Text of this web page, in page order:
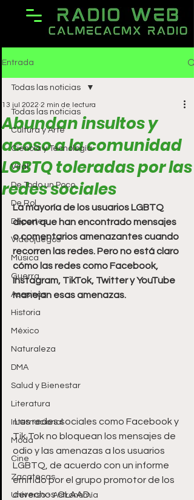
Entrada
Todas las noticias
Cultura y Arte
Ciencia y Tecnología
Viral
De Todo un Poco
De Rol
Deportes
Videojuegos
Música
Guerra
Asesinos
Historia
México
Naturaleza
DMA
Salud y Bienestar
Literatura
Internacional
Moda
Cine
Zacatecas
Universo - Astronomía
Todas las noticias
Abundan insultos y
acoso a la comunidad
LGBTQ toleradas por las
redes sociales
13 jul 2022 2 min de lectura
La mayoría de los usuarios LGBTQ
dicen que han encontrado mensajes
o comentarios amenazantes cuando
recorren las redes. Pero no está claro
cómo las redes como Facebook,
Instagram, TikTok, Twitter y YouTube
manejan esas amenazas.
Las redes sociales como Facebook y
Tik Tok no bloquean los mensajes de
odio y las amenazas a los usuarios
LGBTQ, de acuerdo con un informe
emitido por el grupo promotor de los
derechos GLAAD.